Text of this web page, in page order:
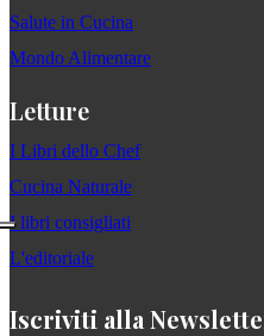
Salute in Cucina
Mondo Alimentare
Letture
I Libri dello Chef
Cucina Naturale
I libri consigliati
L'editoriale
Iscriviti alla